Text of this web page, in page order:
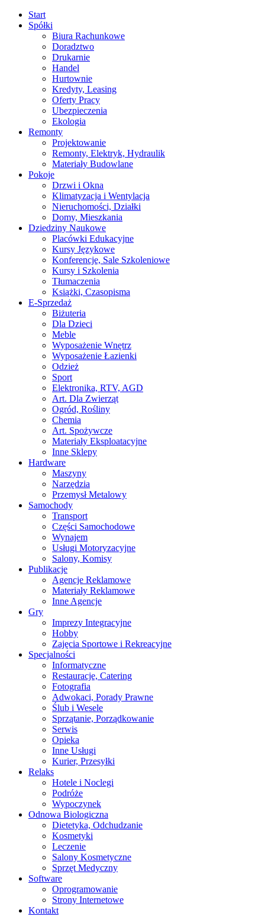
Start
Spółki
Biura Rachunkowe
Doradztwo
Drukarnie
Handel
Hurtownie
Kredyty, Leasing
Oferty Pracy
Ubezpieczenia
Ekologia
Remonty
Projektowanie
Remonty, Elektryk, Hydraulik
Materiały Budowlane
Pokoje
Drzwi i Okna
Klimatyzacja i Wentylacja
Nieruchomości, Działki
Domy, Mieszkania
Dziedziny Naukowe
Placówki Edukacyjne
Kursy Językowe
Konferencje, Sale Szkoleniowe
Kursy i Szkolenia
Tłumaczenia
Książki, Czasopisma
E-Sprzedaż
Biżuteria
Dla Dzieci
Meble
Wyposażenie Wnętrz
Wyposażenie Łazienki
Odzież
Sport
Elektronika, RTV, AGD
Art. Dla Zwierząt
Ogród, Rośliny
Chemia
Art. Spożywcze
Materiały Eksploatacyjne
Inne Sklepy
Hardware
Maszyny
Narzędzia
Przemysł Metalowy
Samochody
Transport
Części Samochodowe
Wynajem
Usługi Motoryzacyjne
Salony, Komisy
Publikacje
Agencje Reklamowe
Materiały Reklamowe
Inne Agencje
Gry
Imprezy Integracyjne
Hobby
Zajęcia Sportowe i Rekreacyjne
Specjalności
Informatyczne
Restauracje, Catering
Fotografia
Adwokaci, Porady Prawne
Ślub i Wesele
Sprzątanie, Porządkowanie
Serwis
Opieka
Inne Usługi
Kurier, Przesyłki
Relaks
Hotele i Noclegi
Podróże
Wypoczynek
Odnowa Biologiczna
Dietetyka, Odchudzanie
Kosmetyki
Leczenie
Salony Kosmetyczne
Sprzęt Medyczny
Software
Oprogramowanie
Strony Internetowe
Kontakt